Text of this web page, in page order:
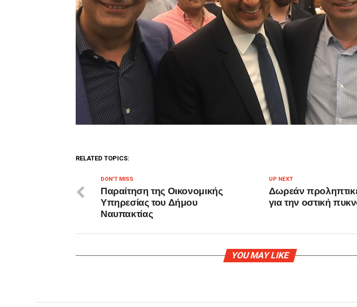
RELATED TOPICS:
UP NEXT
Δωρεάν
για την οστική
DON'T MISS
Παραίτηση της Οικονομικής
Υπηρεσίας του Δήμου
Ναυπακτίας
YOU MAY LIKE